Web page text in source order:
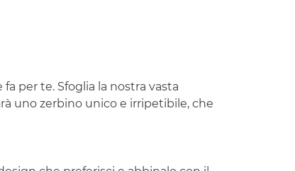
fa per te. Sfoglia la nostra vasta
uno zerbino unico e irripetibile, che